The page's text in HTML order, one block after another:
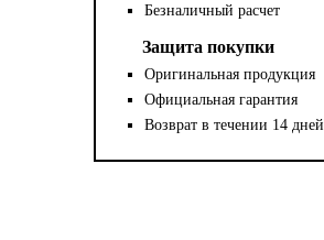
Безналичный расчет
Защита покупки
Оригинальная продукция
Официальная гарантия
Возврат в течении 14 дней